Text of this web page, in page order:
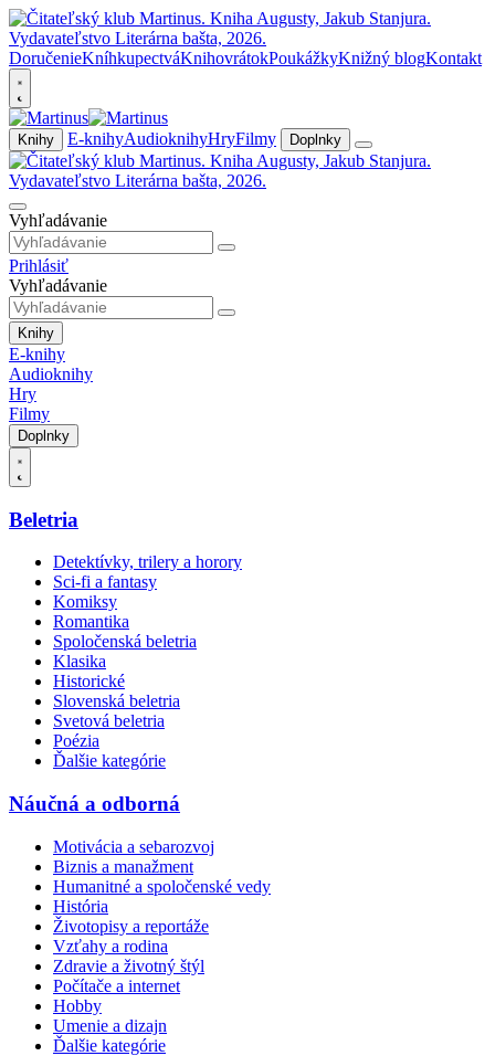
DoručenieKníhkupectváKnihovrátokPoukážkyKnižný blogKontakt
Knihy E-knihyAudioknihyHryFilmy Doplnky
Vyhľadávanie
Prihlásiť
Vyhľadávanie
Knihy
E-knihy
Audioknihy
Hry
Filmy
Doplnky
Beletria
Detektívky, trilery a horory
Sci-fi a fantasy
Komiksy
Romantika
Spoločenská beletria
Klasika
Historické
Slovenská beletria
Svetová beletria
Poézia
Ďalšie kategórie
Náučná a odborná
Motivácia a sebarozvoj
Biznis a manažment
Humanitné a spoločenské vedy
História
Životopisy a reportáže
Vzťahy a rodina
Zdravie a životný štýl
Počítače a internet
Hobby
Umenie a dizajn
Ďalšie kategórie